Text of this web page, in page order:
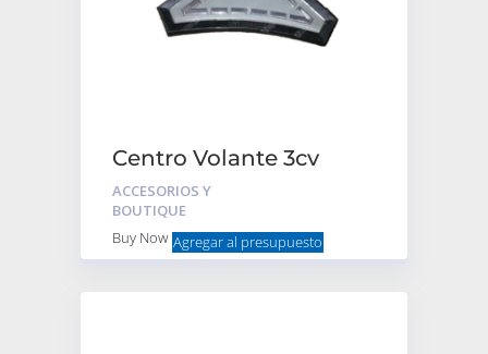
Centro Volante 3cv
Mehari Ami 8
Embellecedor Gris con
seguro
ACCESORIOS Y
BOUTIQUE
Buy Now Agregar al presupuesto